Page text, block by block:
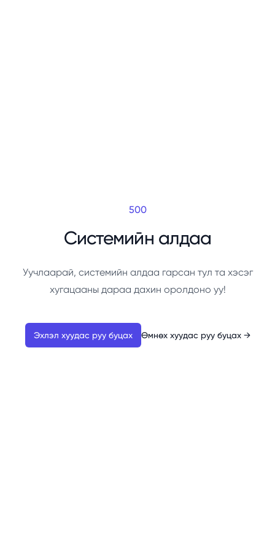
500
Системийн алдаа
Уучлаарай, системийн алдаа гарсан тул та хэсэг
хугацааны дараа дахин оролдоно уу!
Эхлэл хуудас руу буцах Өмнөх хуудас руу буцах →